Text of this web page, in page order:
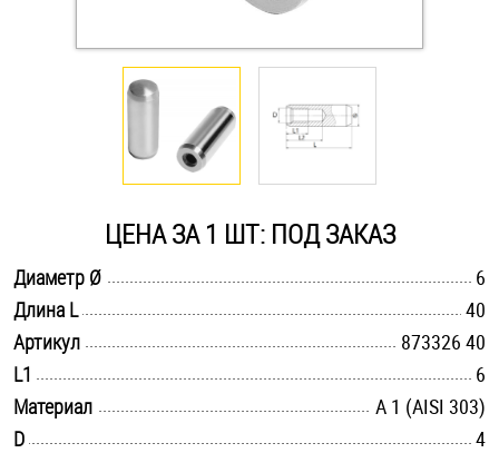
Оснастка и аксессуары для яхт
Саморезы и шурупы
Стопорные кольца
Такелаж
Шайбы
ЦЕНА ЗА 1 ШТ: ПОД ЗАКАЗ
Диаметр Ø
6
Длина L
40
Артикул
873326 40
L1
6
Материал
А 1 (AISI 303)
D
4